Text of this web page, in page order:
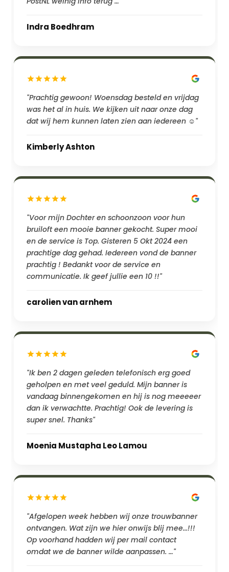
Indra Boedhram
"Prachtig gewoon! Woensdag besteld en vrijdag
was het al in huis. We kijken uit naar onze dag
dat wij hem kunnen laten zien aan iedereen ☺️"
Kimberly Ashton
"Voor mijn Dochter en schoonzoon voor hun
bruiloft een mooie banner gekocht. Super mooi
en de service is Top. Gisteren 5 Okt 2024 een
prachtige dag gehad. Iedereen vond de banner
prachtig ! Bedankt voor de service en
communicatie. Ik geef jullie een 10 !!"
carolien van arnhem
"Ik ben 2 dagen geleden telefonisch erg goed
geholpen en met veel geduld. Mijn banner is
vandaag binnengekomen en hij is nog meeeeer
dan ik verwachtte. Prachtig! Ook de levering is
super snel. Thanks"
Moenia Mustapha Leo Lamou
"Afgelopen week hebben wij onze trouwbanner
ontvangen. Wat zijn we hier onwijs blij mee...!!!
Op voorhand hadden wij per mail contact
omdat we de banner wilde aanpassen. …"